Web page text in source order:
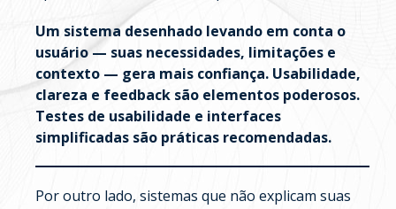
Um sistema desenhado levando em conta o
usuário — suas necessidades, limitações e
contexto — gera mais confiança. Usabilidade,
clareza e feedback são elementos poderosos.
Testes de usabilidade e interfaces
simplificadas são práticas recomendadas.
Por outro lado, sistemas que não explicam suas